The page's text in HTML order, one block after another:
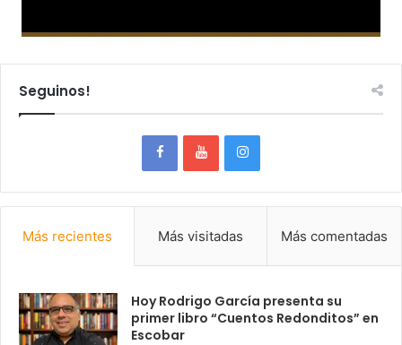
Seguinos!
Más recientes Más visitadas Más comentadas
Hoy Rodrigo García presenta su
primer libro “Cuentos Redonditos” en
Escobar